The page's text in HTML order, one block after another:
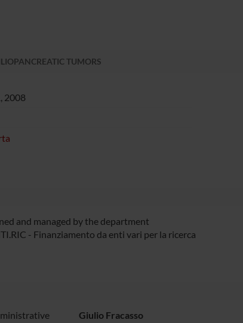
TUMORS
2008
and managed by the department
- Finanziamento da enti vari per la ricerca
Giulio Fracasso